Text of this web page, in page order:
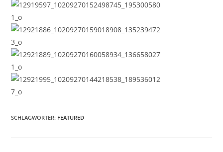
SCHLAGWÖRTER: FEATURED